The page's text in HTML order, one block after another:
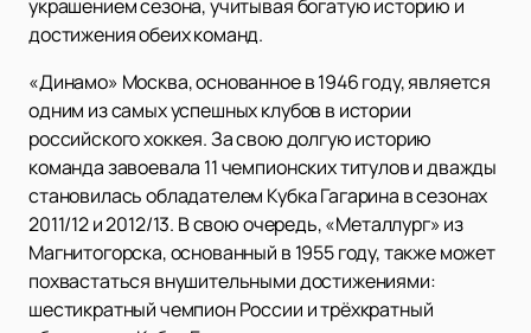
украшением сезона, учитывая богатую историю и
достижения обеих команд.
«Динамо» Москва, основанное в 1946 году, является
одним из самых успешных клубов в истории
российского хоккея. За свою долгую историю
команда завоевала 11 чемпионских титулов и дважды
становилась обладателем Кубка Гагарина в сезонах
2011/12 и 2012/13. В свою очередь, «Металлург» из
Магнитогорска, основанный в 1955 году, также может
похвастаться внушительными достижениями:
шестикратный чемпион России и трёхкратный